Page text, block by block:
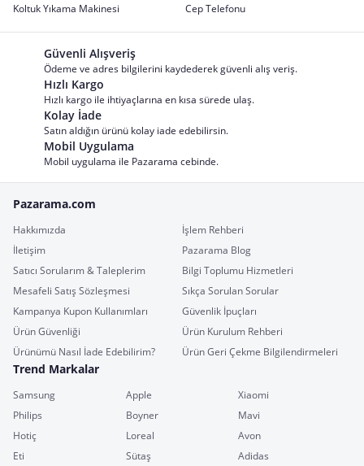
Koltuk Yıkama Makinesi
Cep Telefonu
Güvenli Alışveriş
Ödeme ve adres bilgilerini kaydederek güvenli alış veriş.
Hızlı Kargo
Hızlı kargo ile ihtiyaçlarına en kısa sürede ulaş.
Kolay İade
Satın aldığın ürünü kolay iade edebilirsin.
Mobil Uygulama
Mobil uygulama ile Pazarama cebinde.
Pazarama.com
Hakkımızda
İşlem Rehberi
İletişim
Pazarama Blog
Satıcı Sorularım & Taleplerim
Bilgi Toplumu Hizmetleri
Mesafeli Satış Sözleşmesi
Sıkça Sorulan Sorular
Kampanya Kupon Kullanımları
Güvenlik İpuçları
Ürün Güvenliği
Ürün Kurulum Rehberi
Ürünümü Nasıl İade Edebilirim?
Ürün Geri Çekme Bilgilendirmeleri
Trend Markalar
Samsung Apple
Xiaomi
Philips
Boyner
Mavi
Hotiç
Loreal
Avon
Eti
Sütaş
Adidas